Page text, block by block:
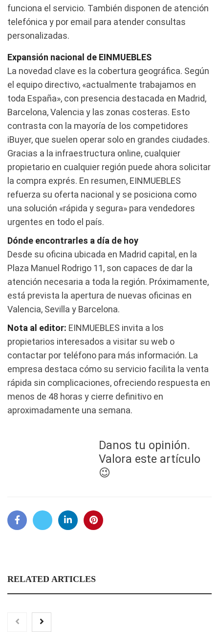
funciona el servicio. También disponen de atención
telefónica y por email para atender consultas
personalizadas.
Expansión nacional de EINMUEBLES
La novedad clave es la cobertura geográfica. Según
el equipo directivo, «actualmente trabajamos en
toda España», con presencia destacada en Madrid,
Barcelona, Valencia y las zonas costeras. Esto
contrasta con la mayoría de los competidores
iBuyer, que suelen operar solo en grandes ciudades.
Gracias a la infraestructura online, cualquier
propietario en cualquier región puede ahora solicitar
la compra exprés. En resumen, EINMUEBLES
refuerza su oferta nacional y se posiciona como
una solución «rápida y segura» para vendedores
urgentes en todo el país.
Dónde encontrarles a día de hoy
Desde su oficina ubicada en Madrid capital, en la
Plaza Manuel Rodrigo 11, son capaces de dar la
atención necesaria a toda la región. Próximamente,
está prevista la apertura de nuevas oficinas en
Valencia, Sevilla y Barcelona.
Nota al editor: EINMUEBLES invita a los
propietarios interesados a visitar su web o
contactar por teléfono para más información. La
empresa destaca cómo su servicio facilita la venta
rápida sin complicaciones, ofreciendo respuesta en
menos de 48 horas y cierre definitivo en
aproximadamente una semana.
Danos tu opinión.
Valora este artículo
😉
RELATED ARTICLES